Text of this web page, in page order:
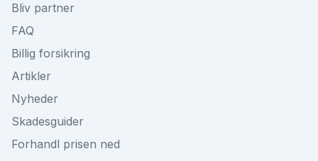
Bliv partner
FAQ
Billig forsikring
Artikler
Nyheder
Skadesguider
Forhandl prisen ned